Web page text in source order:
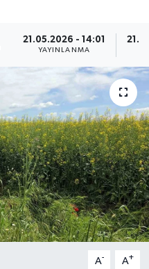
21.05.2026 - 14:01
YAYINLANMA
A- A+